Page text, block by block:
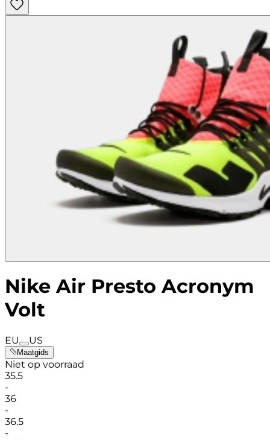
Nike Air Presto Acronym
Volt
EU US
Maatgids
Niet op voorraad
35.5
-
36
-
36.5
-